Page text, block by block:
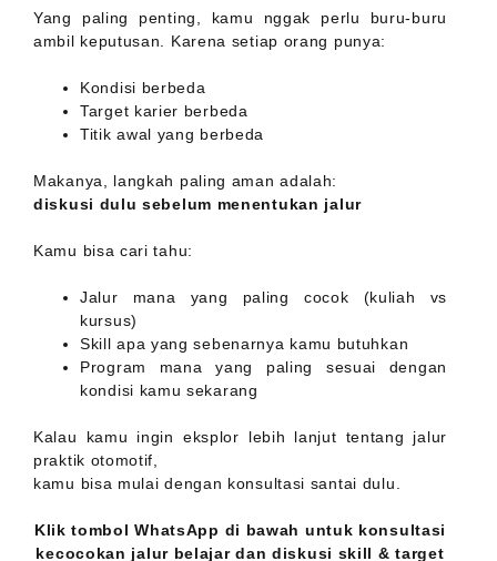
Yang paling penting, kamu nggak perlu buru-buru
ambil keputusan. Karena setiap orang punya:
Kondisi berbeda
Target karier berbeda
Titik awal yang berbeda
Makanya, langkah paling aman adalah:
diskusi dulu sebelum menentukan jalur
Kamu bisa cari tahu:
Jalur mana yang paling cocok (kuliah vs
kursus)
Skill apa yang sebenarnya kamu butuhkan
Program mana yang paling sesuai dengan
kondisi kamu sekarang
Kalau kamu ingin eksplor lebih lanjut tentang jalur
praktik otomotif,
kamu bisa mulai dengan konsultasi santai dulu.
Klik tombol WhatsApp di bawah untuk konsultasi
kecocokan jalur belajar dan diskusi skill & target